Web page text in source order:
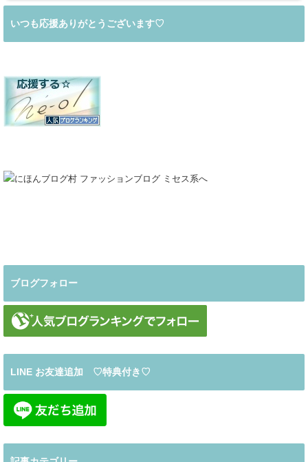
いつも応援ありがとうございます♡
ブログフォロー
LINE お友達追加 ♡特典付き♡